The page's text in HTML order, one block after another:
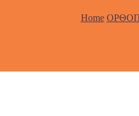
Home